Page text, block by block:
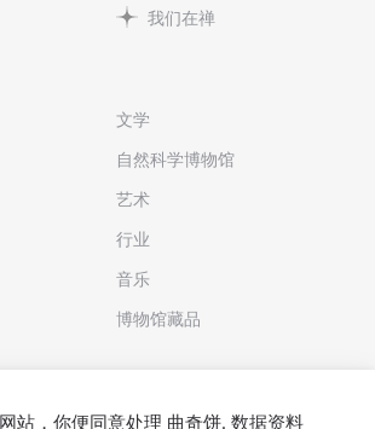
我们在禅
文学
自然科学博物馆
艺术
行业
音乐
博物馆藏品
站，你便同意处理 曲奇饼. 数据资料